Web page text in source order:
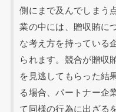
側にまで及んでしまう
業の中には、贈収賄に
な考え方を持っている
られます。競合が贈収
を見逃してもらった結
る場合、パートナー企
て同様の行為に出ざる